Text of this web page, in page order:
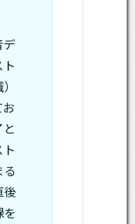
デ
お
後
を